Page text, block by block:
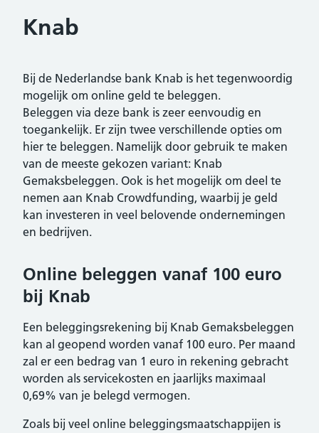
Knab
Bij de Nederlandse bank Knab is het tegenwoordig
mogelijk om online geld te beleggen.
Beleggen via deze bank is zeer eenvoudig en
toegankelijk. Er zijn twee verschillende opties om
hier te beleggen. Namelijk door gebruik te maken
van de meeste gekozen variant: Knab
Gemaksbeleggen. Ook is het mogelijk om deel te
nemen aan Knab Crowdfunding, waarbij je geld
kan investeren in veel belovende ondernemingen
en bedrijven.
Online beleggen vanaf 100 euro
bij Knab
Een beleggingsrekening bij Knab Gemaksbeleggen
kan al geopend worden vanaf 100 euro. Per maand
zal er een bedrag van 1 euro in rekening gebracht
worden als servicekosten en jaarlijks maximaal
0,69% van je belegd vermogen.
Zoals bij veel online beleggingsmaatschappijen is